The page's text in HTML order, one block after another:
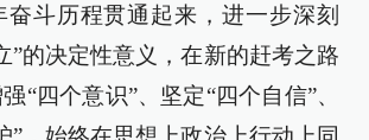
奋斗历程贯通起来，进一步深刻
”的决定性意义，在新的赶考之路
“四个意识”、坚定“四个自信”、